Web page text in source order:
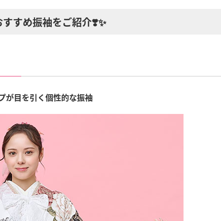
すめ振袖をご紹介❣️✨
が目を引く個性的な振袖